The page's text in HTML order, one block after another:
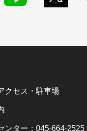
クセス・駐車場
ンター：045-664-2525